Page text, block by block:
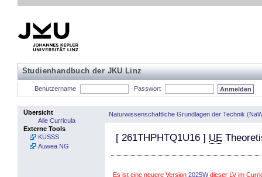
Studienhandbuch der JKU Linz
Benutzername Passwort
Übersicht
Alle Curricula
Externe Tools
KUSSS
Auwea NG
Naturwissenschaftliche Grundlagen der Technik
[ 261THPHTQ1U16 ] UE
Es ist eine neuere Version 2025Wdieser LV im